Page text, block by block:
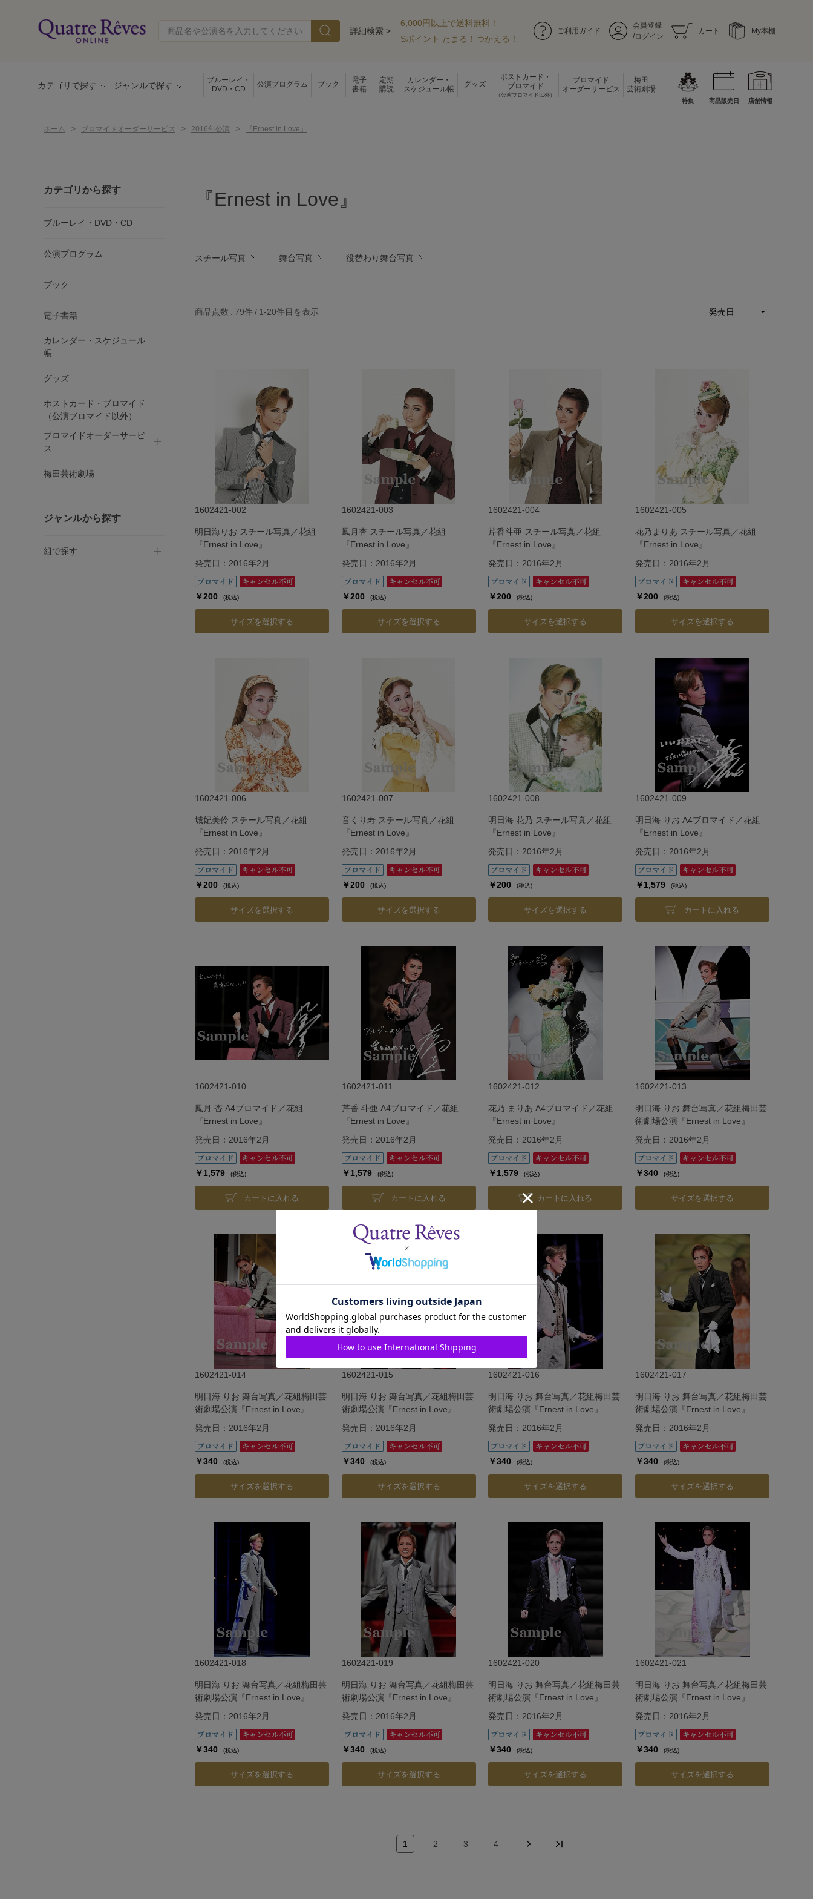
詳細検索 >
6,000円以上で送料無料！
Sポイント たまる！つかえる！
ご利用ガイド
会員登録
/ログイン
カート My本棚
カテゴリで探す ジャンルで探す
ブルーレイ・
DVD・CD
公演プログラム ブック
電子
書籍
定期
購読
カレンダー・
スケジュール帳
グッズ
ポストカード・
ブロマイド
（公演ブロマイド以外）
ブロマイド
オーダーサービス
梅田
芸術劇場
特集 商品販売日 店舗情報
ホーム > ブロマイドオーダーサービス > 2016年公演 > 『Ernest in Love』
カテゴリから探す
ブルーレイ・DVD・CD
公演プログラム
ブック
電子書籍
カレンダー・スケジュール
帳
グッズ
ポストカード・ブロマイド
（公演ブロマイド以外）
ブロマイドオーダーサービ
ス
梅田芸術劇場
ジャンルから探す
組で探す
『Ernest in Love』
スチール写真 舞台写真 役替わり舞台写真
商品点数 79件 1-20件目を表示
1602421-002
明日海りお スチール写真／花組
『Ernest in Love』
発売日：2016年2月
￥200 (税込)
サイズを選択する
1602421-003
鳳月杏 スチール写真／花組
『Ernest in Love』
発売日：2016年2月
￥200 (税込)
サイズを選択する
1602421-004
芹香斗亜 スチール写真／花組
『Ernest in Love』
発売日：2016年2月
￥200 (税込)
サイズを選択する
1602421-005
花乃まりあ スチール写真／花組
『Ernest in Love』
発売日：2016年2月
￥200 (税込)
サイズを選択する
1602421-006
城妃美伶 スチール写真／花組
『Ernest in Love』
発売日：2016年2月
￥200 (税込)
サイズを選択する
1602421-007
音くり寿 スチール写真／花組
『Ernest in Love』
発売日：2016年2月
￥200 (税込)
サイズを選択する
1602421-008
明日海 花乃 スチール写真／花組
『Ernest in Love』
発売日：2016年2月
￥200 (税込)
サイズを選択する
1602421-009
明日海 りお A4ブロマイド／花組
『Ernest in Love』
発売日：2016年2月
￥1,579 (税込)
カートに入れる
1602421-010
鳳月 杏 A4ブロマイド／花組
『Ernest in Love』
発売日：2016年2月
￥1,579 (税込)
カートに入れる
1602421-011
芹香 斗亜 A4ブロマイド／花組
『Ernest in Love』
発売日：2016年2月
￥1,579 (税込)
カートに入れる
1602421-012
花乃 まりあ A4ブロマイド／花組
『Ernest in Love』
発売日：2016年2月
￥1,579 (税込)
カートに入れる
1602421-013
明日海 りお 舞台写真／花組梅田芸
術劇場公演『Ernest in Love』
発売日：2016年2月
￥340 (税込)
サイズを選択する
1602421-014
明日海 りお 舞台写真／花組梅田芸
術劇場公演『Ernest in Love』
発売日：2016年2月
￥340 (税込)
サイズを選択する
1602421-015
明日海 りお 舞台写真／花組梅田芸
術劇場公演『Ernest in Love』
発売日：2016年2月
￥340 (税込)
サイズを選択する
1602421-016
明日海 りお 舞台写真／花組梅田芸
術劇場公演『Ernest in Love』
発売日：2016年2月
￥340 (税込)
サイズを選択する
1602421-017
明日海 りお 舞台写真／花組梅田芸
術劇場公演『Ernest in Love』
発売日：2016年2月
￥340 (税込)
サイズを選択する
1602421-018
明日海 りお 舞台写真／花組梅田芸
術劇場公演『Ernest in Love』
発売日：2016年2月
￥340 (税込)
サイズを選択する
1602421-019
明日海 りお 舞台写真／花組梅田芸
術劇場公演『Ernest in Love』
発売日：2016年2月
￥340 (税込)
サイズを選択する
1602421-020
明日海 りお 舞台写真／花組梅田芸
術劇場公演『Ernest in Love』
発売日：2016年2月
￥340 (税込)
サイズを選択する
1602421-021
明日海 りお 舞台写真／花組梅田芸
術劇場公演『Ernest in Love』
発売日：2016年2月
￥340 (税込)
サイズを選択する
1 2 3 4